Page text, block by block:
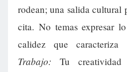
rodean; una salida cultural
cita. No temas expresar
calidez que caracteriza
Trabajo: Tu